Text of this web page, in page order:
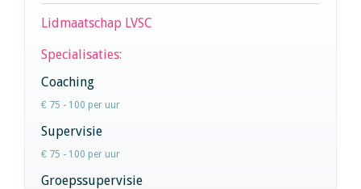
Lidmaatschap LVSC
Specialisaties:
Coaching
€ 75 - 100 per uur
Supervisie
€ 75 - 100 per uur
Groepssupervisie